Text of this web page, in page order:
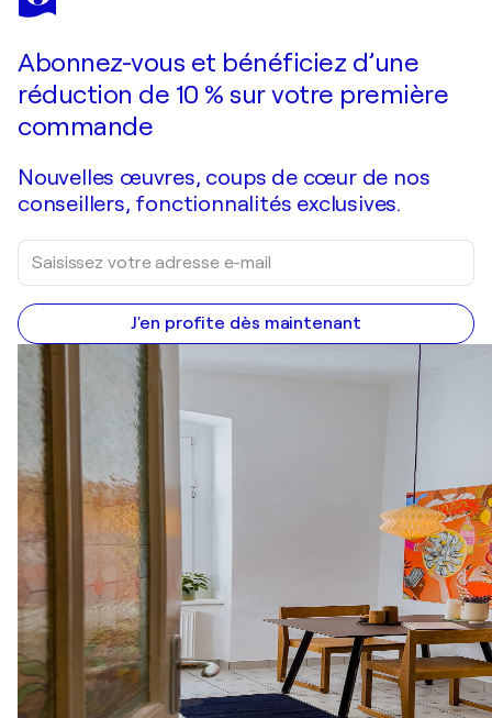
HEAD#S010
Abonnez-vous et bénéficiez d’une
réduction de 10 % sur votre première
commande
Nouvelles œuvres, coups de cœur de nos
conseillers, fonctionnalités exclusives.
J'en profite dès maintenant